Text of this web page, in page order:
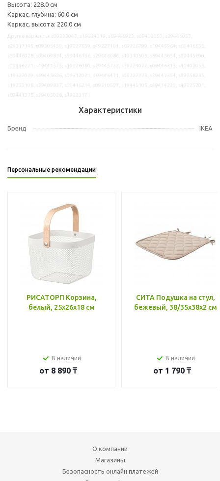
Высота: 228.0 см
Каркас, глубина: 60.0 см
Каркас, высота: 220.0 см
Характеристики
Бренд IKEA
Персональные рекомендации
РИСАТОРП Корзина,
белый, 25x26x18 см
В наличии
от 8 890 ₸
СИТА Подушка на стул,
бежевый, 38/35x38x2 см
В наличии
от 1 790 ₸
О компании
Магазины
Безопасность онлайн платежей